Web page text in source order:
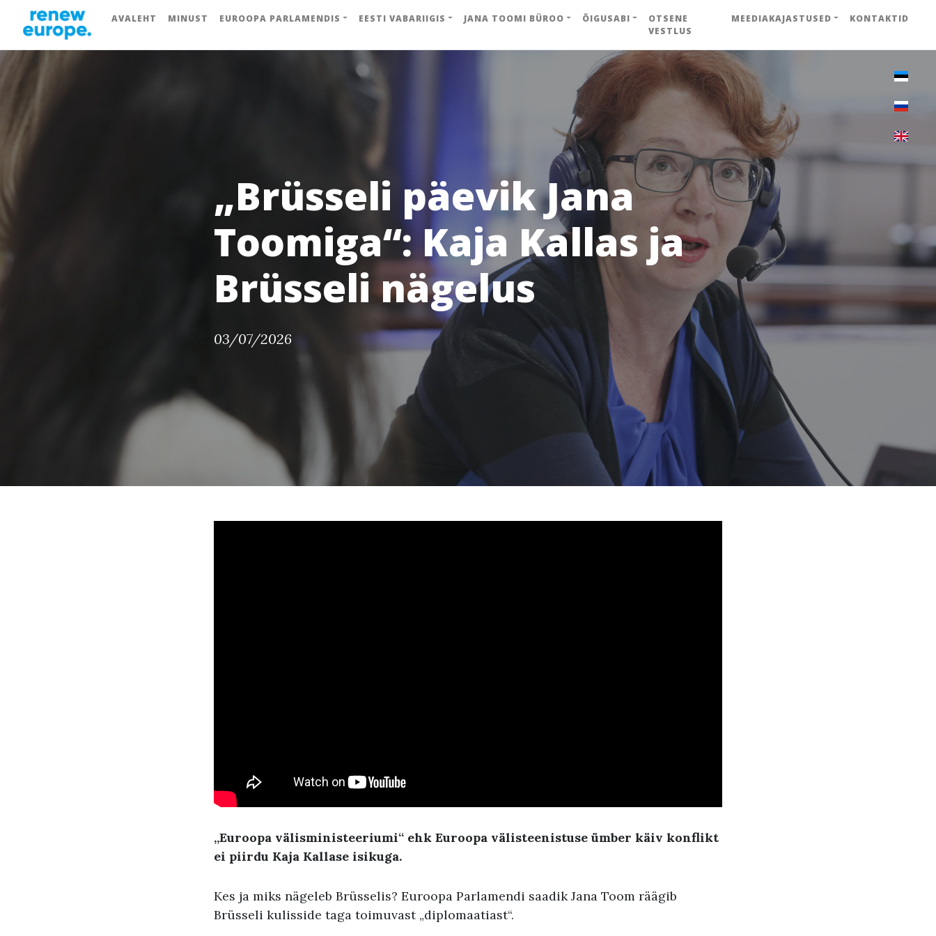
AVALEHT MINUST EUROOPA PARLAMENDIS EESTI VABARIIGIS JANA TOOMI BÜROO ÕIGUSABI
OTSENE
VESTLUS
MEEDIAKAJASTUSED KONTAKTID
„Brüsseli päevik Jana
Toomiga“: Kaja Kallas ja
Brüsseli nägelus
03/07/2026
„Euroopa välisministeeriumi“ ehk Euroopa välisteenistuse ümber käiv konflikt
ei piirdu Kaja Kallase isikuga.
Kes ja miks nägeleb Brüsselis? Euroopa Parlamendi saadik Jana Toom räägib
Brüsseli kulisside taga toimuvast „diplomaatiast“.